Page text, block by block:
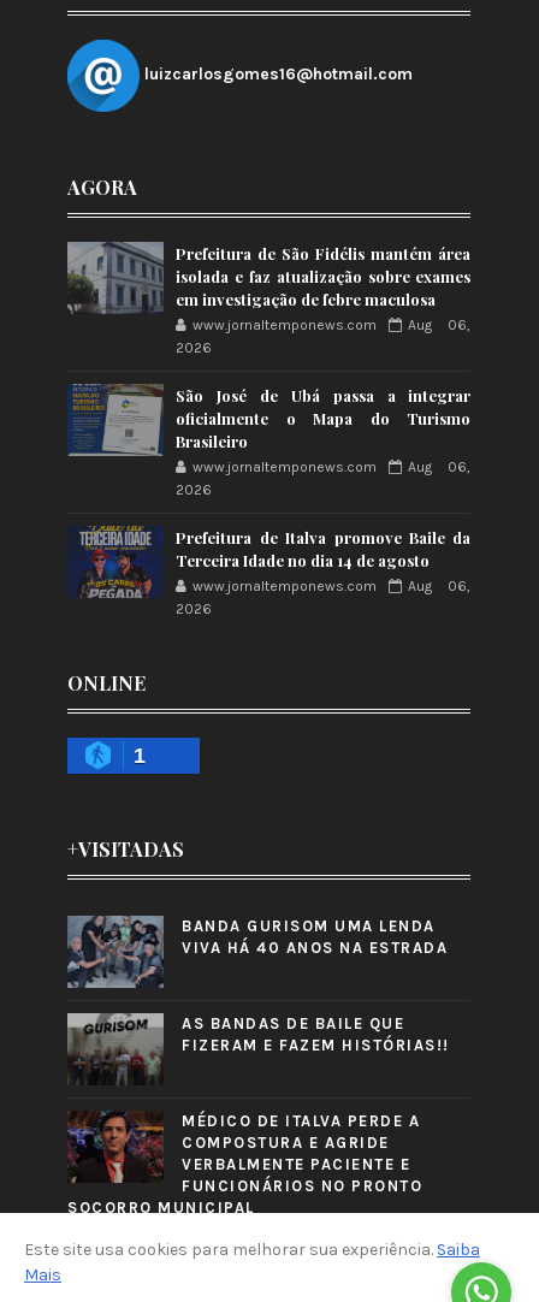
luizcarlosgomes16@hotmail.com
AGORA
Prefeitura de São Fidélis mantém área
isolada e faz atualização sobre exames
em investigação de febre maculosa
www.jornaltemponews.com
Aug 06,
2026
São José de Ubá passa a integrar
oficialmente o Mapa do Turismo
Brasileiro
www.jornaltemponews.com
Aug 06,
2026
Prefeitura de Italva promove Baile da
Terceira Idade no dia 14 de agosto
www.jornaltemponews.com
Aug 06,
2026
ONLINE
1
+VISITADAS
BANDA GURISOM UMA LENDA
VIVA HÁ 40 ANOS NA ESTRADA
AS BANDAS DE BAILE QUE
FIZERAM E FAZEM HISTÓRIAS!!
MÉDICO DE ITALVA PERDE A
COMPOSTURA E AGRIDE
VERBALMENTE PACIENTE E
FUNCIONÁRIOS NO PRONTO
SOCORRO MUNICIPAL
Este site usa cookies para melhorar sua experiência. Saiba
Mais